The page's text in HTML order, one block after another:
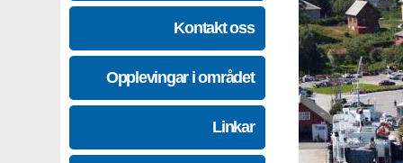
Kontakt oss
Opplevingar i området
Linkar